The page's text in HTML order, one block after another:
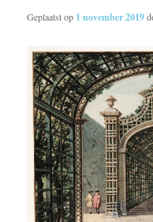
Geplaatst op 1 november 2019